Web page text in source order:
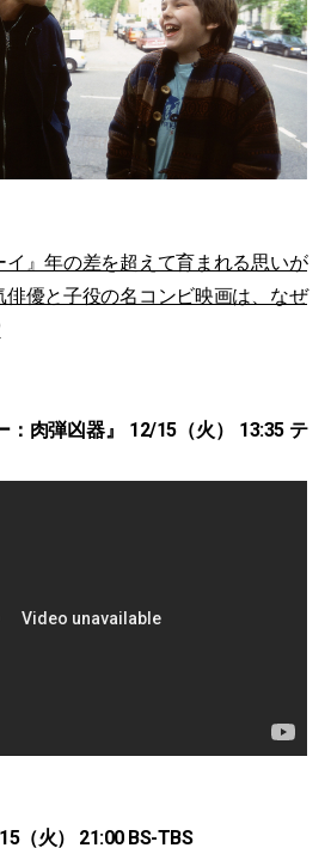
イ』年の差を超えて育まれる思いが
優と子役の名コンビ映画は、なぜ
：肉弾凶器』 12/15（火） 13:35 テ
（火） 21:00 BS-TBS